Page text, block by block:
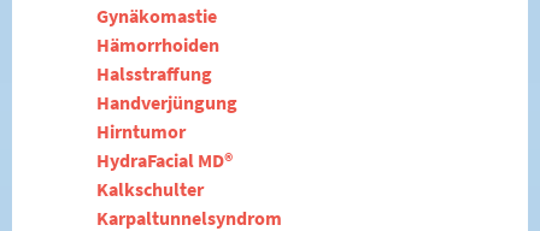
Gynäkomastie
Hämorrhoiden
Halsstraffung
Handverjüngung
Hirntumor
HydraFacial MD®
Kalkschulter
Karpaltunnelsyndrom